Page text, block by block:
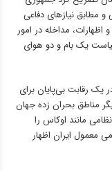
و مطابق نیازهای دفاعی
مداخله در امور
یک بام و دو هوای
یک رقابت بی‌پایان برای
مناطق بحران زده جهان
مانند اوکاس را
معمول ایران اظهار